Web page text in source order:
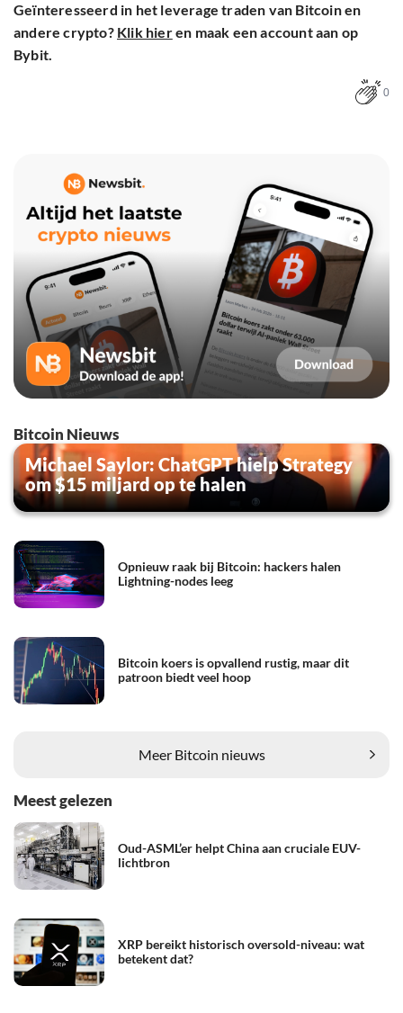
Geïnteresseerd in het leverage traden van Bitcoin en
andere crypto? Klik hieren maak een account aan op
Bybit.
0
Bitcoin Nieuws
Michael Saylor: ChatGPT hielp Strategy
om $15 miljard op te halen
Opnieuw raak bij Bitcoin: hackers halen
Lightning-nodes leeg
Bitcoin koers is opvallend rustig, maar dit
patroon biedt veel hoop
Meer Bitcoin nieuws
Meest gelezen
Oud-ASML’er helpt China aan cruciale EUV-
lichtbron
XRP bereikt historisch oversold-niveau: wat
betekent dat?